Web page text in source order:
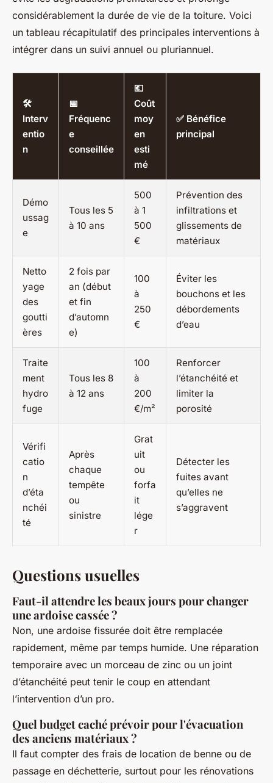
considérablement la durée de vie de la toiture. Voici
un tableau récapitulatif des principales interventions à
intégrer dans un suivi annuel ou pluriannuel.
🛠️
Interv
entio
n
📅
Fréquenc
e
conseillée
💶
Coût
moy
en
esti
mé
✅ Bénéfice
principal
Démo
ussag
e
Tous les 5
à 10 ans
500
à 1
500
€
Prévention des
infiltrations et
glissements de
matériaux
Netto
yage
des
goutti
ères
2 fois par
an (début
et fin
d’automn
e)
100
à
250
€
Éviter les
bouchons et les
débordements
d’eau
Traite
ment
hydro
fuge
Tous les 8
à 12 ans
100
à
200
€/m²
Renforcer
l’étanchéité et
limiter la
porosité
Vérifi
catio
n
d’éta
nchéi
té
Après
chaque
tempête
ou
sinistre
Grat
uit
ou
forfa
it
lége
r
Détecter les
fuites avant
qu’elles ne
s’aggravent
Questions usuelles
Faut-il attendre les beaux jours pour changer
une ardoise cassée ?
Non, une ardoise fissurée doit être remplacée
rapidement, même par temps humide. Une réparation
temporaire avec un morceau de zinc ou un joint
d’étanchéité peut tenir le coup en attendant
l’intervention d’un pro.
Quel budget caché prévoir pour l'évacuation
des anciens matériaux ?
Il faut compter des frais de location de benne ou de
passage en déchetterie, surtout pour les rénovations